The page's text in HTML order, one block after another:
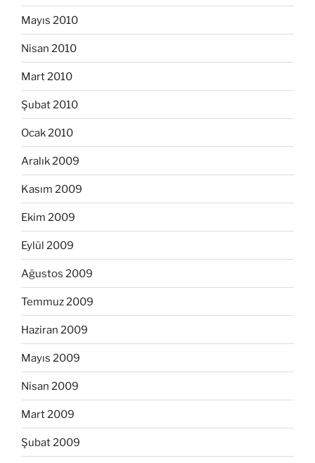
Mayıs 2010
Nisan 2010
Mart 2010
Şubat 2010
Ocak 2010
Aralık 2009
Kasım 2009
Ekim 2009
Eylül 2009
Ağustos 2009
Temmuz 2009
Haziran 2009
Mayıs 2009
Nisan 2009
Mart 2009
Şubat 2009